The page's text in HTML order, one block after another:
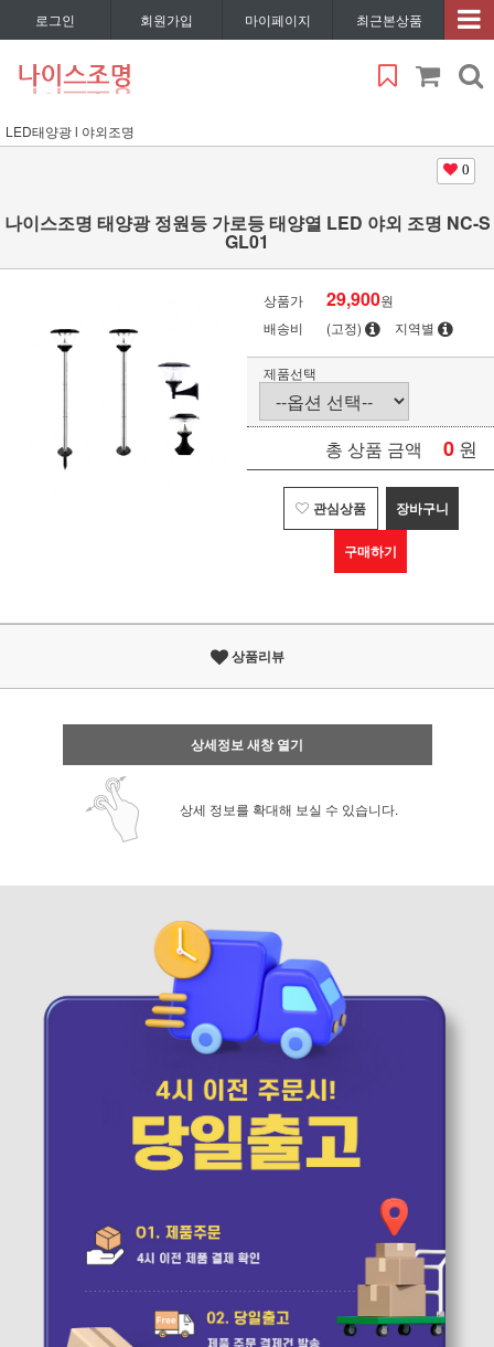
로그인 회원가입 마이페이지 최근본상품
LED태양광 l 야외조명
0
나이스조명 태양광 정원등 가로등 태양열 LED 야외 조명 NC-S
GL01
상품가 29,900원
배송비
(고정) 지역별
제품선택
총 상품 금액 0 원
관심상품 장바구니
구매하기
상품리뷰
상세정보 새창 열기
상세 정보를 확대해 보실 수 있습니다.